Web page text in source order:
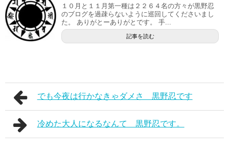
１０月と１１月第一種は２２６４名の方々が黒野忍
のブログを過疎らないように巡回してくださいまし
た。 ありがとーありがとです。 手...
記事を読む
でも今夜は行かなきゃダメさ 黒野忍です
冷めた大人になるなんて 黒野忍です。